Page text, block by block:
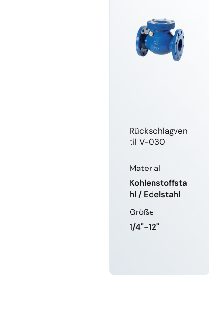
Rückschlagven
til V-030
Material
Kohlenstoffsta
hl / Edelstahl
Größe
1/4"-12"
ERFAHREN